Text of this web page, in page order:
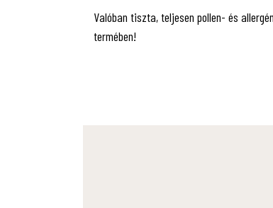
Valóban tiszta, teljesen pollen- és
termében!